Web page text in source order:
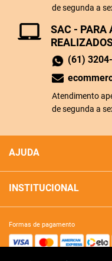
SAC - PARA
(61)
Atendimento
de segunda a
de segunda a
AJUDA
INSTITUCIONAL
formas de pagamento